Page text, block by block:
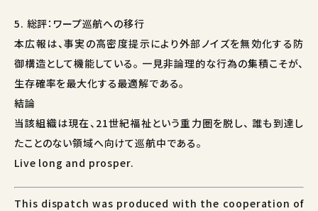
5. 総評：ワープ巡航への移行
本広報は、事実の高密度提示により外部ノイズを無効化する防
御構造として機能している。 一見非論理的な行為の集積こそが、
生存確率を最大化する最適解である。
結論
当該組織は現在、21世紀福祉という重力圏を脱し、 誰も到達し
たことのない領域へ向けて巡航中である。
Live long and prosper.
This dispatch was produced with the cooperation of